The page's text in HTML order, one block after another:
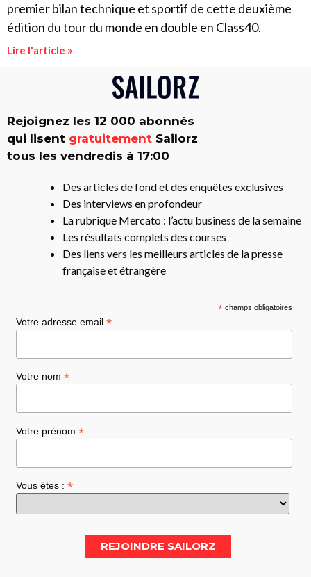
premier bilan technique et sportif de cette deuxième
édition du tour du monde en double en Class40.
Lire l'article »
Rejoignez les 12 000 abonnés
qui lisent gratuitement Sailorz
tous les vendredis à 17:00
Des articles de fond et des enquêtes exclusives
Des interviews en profondeur
La rubrique Mercato : l’actu business de la semaine
Les résultats complets des courses
Des liens vers les meilleurs articles de la presse
française et étrangère
* champs obligatoires
Votre adresse email *
Votre nom *
Votre prénom *
Vous êtes : *